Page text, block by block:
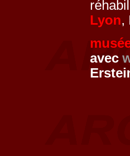
Lyon,
avec